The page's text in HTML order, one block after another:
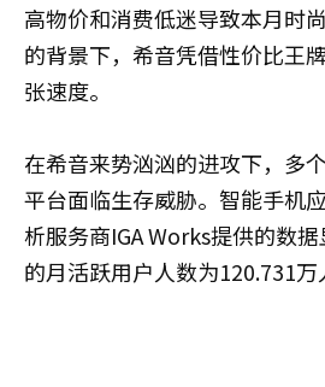
高物价和消费低迷导致本月时
的背景下，希音凭借性价比王
张速度。
在希音来势汹汹的进攻下，多
平台面临生存威胁。智能手机
析服务商IGA Works提供的数
的月活跃用户人数为120.731万